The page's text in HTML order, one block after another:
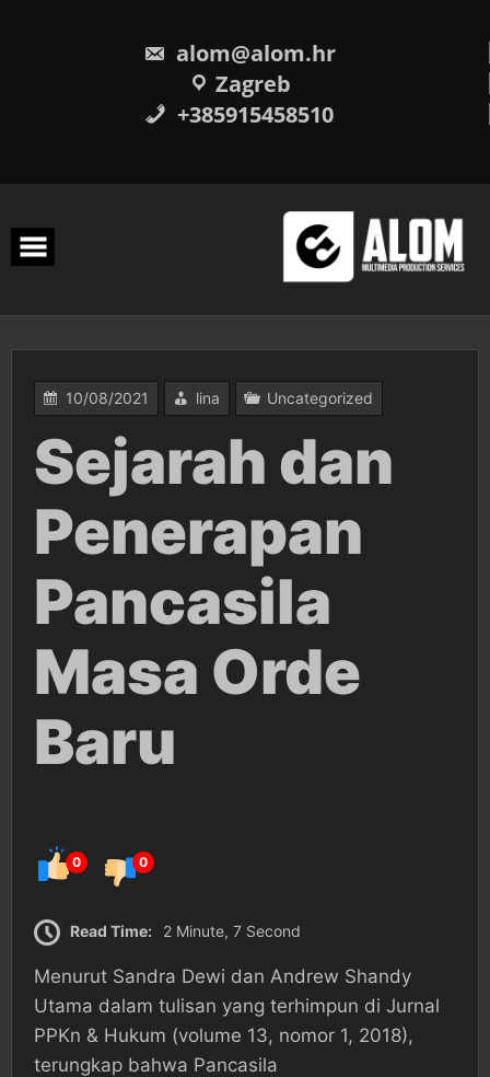
alom@alom.hr
Zagreb
+385915458510
10/08/2021 lina Uncategorized
Sejarah dan
Penerapan
Pancasila
Masa Orde
Baru
0 0
Read Time: 2 Minute, 7 Second
Menurut Sandra Dewi dan Andrew Shandy
Utama dalam tulisan yang terhimpun di Jurnal
PPKn & Hukum (volume 13, nomor 1, 2018),
terungkap bahwa Pancasila